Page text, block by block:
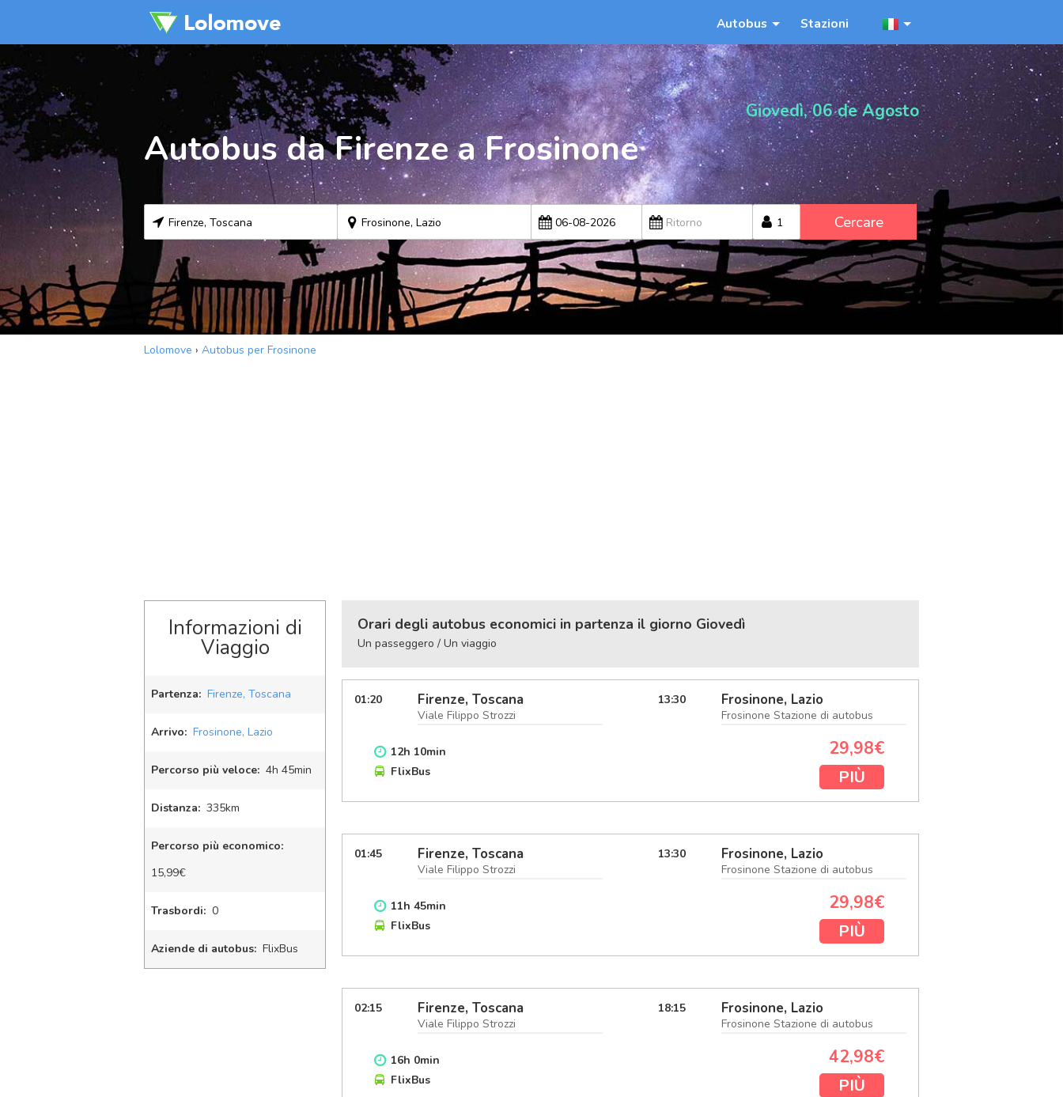
Autobus Stazioni
Giovedì, 06 de Agosto
Autobus da Firenze a Frosinone
Cercare
Lolomove › Autobus per Frosinone
Informazioni di
Viaggio
Partenza: Firenze, Toscana
Arrivo: Frosinone, Lazio
Percorso più veloce: 4h 45min
Distanza: 335km
Percorso più economico:
15,99€
Trasbordi: 0
Aziende di autobus: FlixBus
Orari degli autobus economici in partenza il giorno Giovedì
Un passeggero / Un viaggio
01:20 Firenze, Toscana
Viale Filippo Strozzi
13:30 Frosinone, Lazio
Frosinone Stazione di autobus
12h 10min
FlixBus
29,98€
PIÙ
01:45 Firenze, Toscana
Viale Filippo Strozzi
13:30 Frosinone, Lazio
Frosinone Stazione di autobus
11h 45min
FlixBus
29,98€
PIÙ
02:15 Firenze, Toscana
Viale Filippo Strozzi
18:15 Frosinone, Lazio
Frosinone Stazione di autobus
16h 0min
FlixBus
42,98€
PIÙ